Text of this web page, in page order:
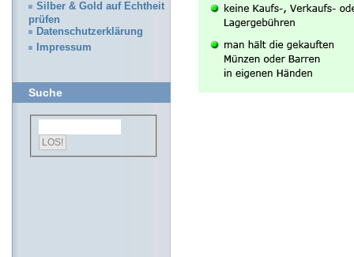
Silber & Gold auf Echtheit
prüfen
Datenschutzerklärung
Impressum
Suche